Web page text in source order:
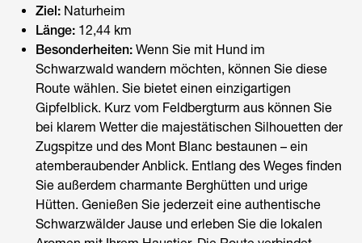
Ziel: Naturheim
Länge: 12,44 km
Besonderheiten: Wenn Sie mit Hund im
Schwarzwald wandern möchten, können Sie diese
Route wählen. Sie bietet einen einzigartigen
Gipfelblick. Kurz vom Feldbergturm aus können Sie
bei klarem Wetter die majestätischen Silhouetten der
Zugspitze und des Mont Blanc bestaunen – ein
atemberaubender Anblick. Entlang des Weges finden
Sie außerdem charmante Berghütten und urige
Hütten. Genießen Sie jederzeit eine authentische
Schwarzwälder Jause und erleben Sie die lokalen